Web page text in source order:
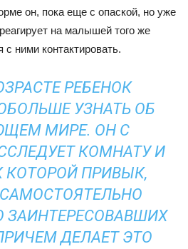
он, пока еще с опаской, но уже
на малышей того же
с ними контактировать.
РЕБЕНОК
УЗНАТЬ ОБ
МИРЕ. ОН С
КОМНАТУ И
КОТОРОЙ ПРИВЫК,
ЗАИНТЕРЕСОВАВШИХ
ДЕЛАЕТ ЭТО